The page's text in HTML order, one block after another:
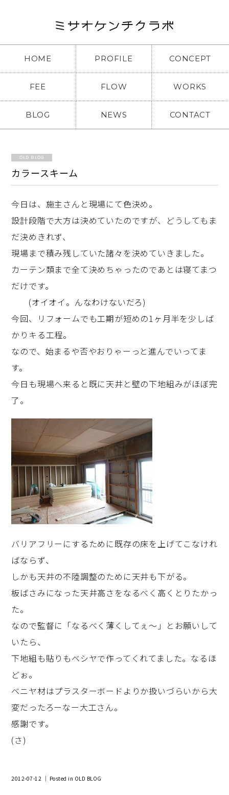
HOME PROFILE CONCEPT
FEE FLOW WORKS
BLOG NEWS CONTACT
OLD BLOG
カラースキーム
今日は、施主さんと現場にて色決め。
設計段階で大方は決めていたのですが、どうしてもま
だ決めきれず、
現場まで積み残していた諸々を決めていきました。
カーテン類まで全て決めちゃったのであとは寝てまつ
だけです。
(オイオイ。んなわけないだろ)
今回、リフォームでも工期が短めの1ヶ月半を少しば
かりキる工程。
なので、始まるや否やおりゃーっと進んでいってま
す。
今日も現場へ来ると既に天井と壁の下地組みがほぼ完
了。
バリアフリーにするために既存の床を上げてこなけれ
ばならず、
しかも天井の不陸調整のために天井も下がる。
板ばさみになった天井高さをなるべく高くとりたかっ
た。
なので監督に「なるべく薄くしてぇ～」とお願いして
いたら、
下地組も貼りもベシヤで作ってくれてました。なるほ
どぉ。
ベニヤ材はプラスターボードよりか扱いづらいから大
変だったろーなー大工さん。
感謝です。
(さ)
2012-07-12 ｜ Posted in OLD BLOG